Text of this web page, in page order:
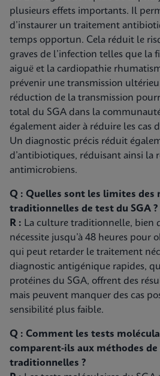
plusieurs effets importants. Il
d’instaurer un traitement
temps opportun. Cela réduit le
graves de l’infection telles que la
aiguë et la cardiopathie
prévenir une transmission
réduction de la transmission
total du SGA dans la
également aider à réduire les cas
Un diagnostic précis réduit
d’antibiotiques, réduisant ainsi la
antimicrobiens.
Q : Quelles sont les limites des
traditionnelles de test du SGA ?
R : La culture traditionnelle, bien
nécessite jusqu’à 48 heures pour
qui peut retarder le traitement
diagnostic antigénique rapides,
protéines du SGA, offrent des
mais peuvent manquer des cas
sensibilité plus faible.
Q : Comment les tests
comparent-ils aux méthodes
traditionnelles ?